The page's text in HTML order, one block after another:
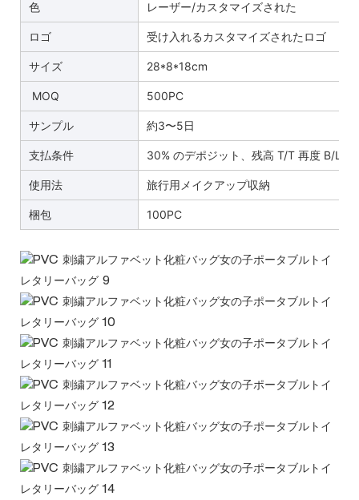
色 レーザー/カスタマイズされた
ロゴ 受け入れるカスタマイズされたロゴ
サイズ 28*8*18cm
MOQ 500PC
サンプル 約3〜5日
支払条件 30% のデポジット、残高 T/T 再度 B/L コ
使用法 旅行用メイクアップ収納
梱包 100PC